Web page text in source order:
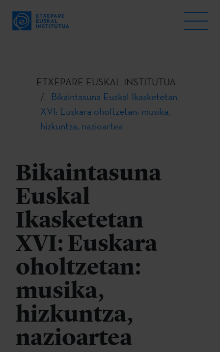
ETXEPARE EUSKAL INSTITUTUA
Bikaintasuna Euskal Ikasketetan
XVI: Euskara oholtzetan: musika,
hizkuntza, nazioartea
Bikaintasuna
Euskal
Ikasketetan
XVI: Euskara
oholtzetan:
musika,
hizkuntza,
nazioartea